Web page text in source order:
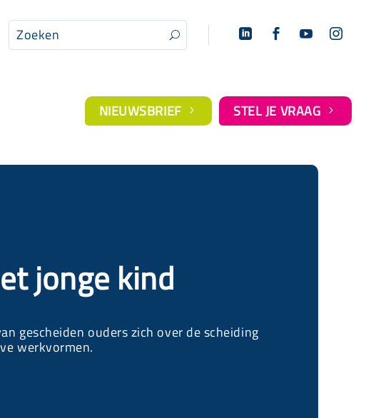
U    
NIEUWSBRIEF 5 STEL JE VRAAG 5
jonge kind
gescheiden ouders zich over de scheiding
werkvormen.